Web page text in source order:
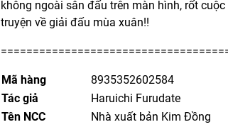
không ngoài sân đấu trên màn hình, rốt
truyện về giải đấu mùa xuân!!
Mã hàng
8935352602584
Tác giả
Haruichi Furudate
Tên NCC
Nhà xuất bản Kim Đồng